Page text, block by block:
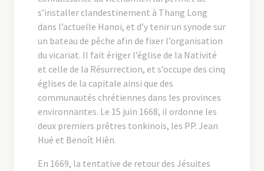
s’installer clandestinement à Thang Long
dans l’actuelle Hanoi, et d’y tenir un synode sur
un bateau de pêche afin de fixer l’organisation
du vicariat. Il fait ériger l’église de la Nativité
et celle de la Résurrection, et s’occupe des cinq
églises de la capitale ainsi que des
communautés chrétiennes dans les provinces
environnantes. Le 15 juin 1668, il ordonne les
deux premiers prêtres tonkinois, les PP. Jean
Hué et Benoît Hiên.
En 1669, la tentative de retour des Jésuites